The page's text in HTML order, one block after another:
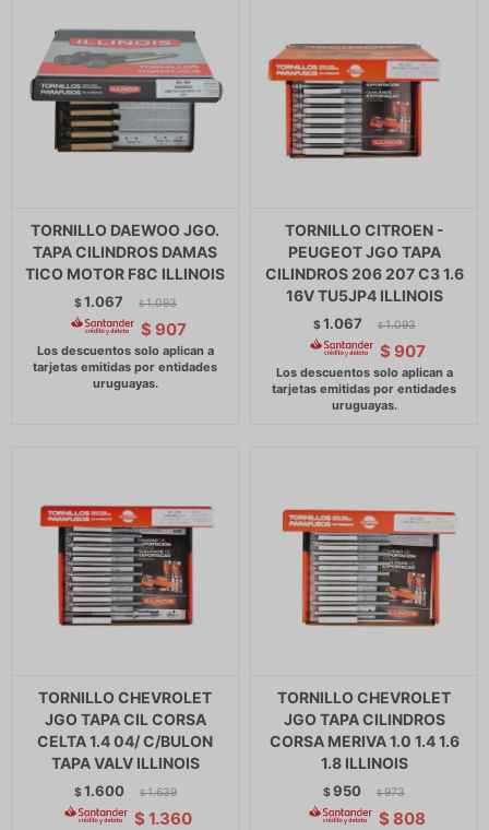
TORNILLO DAEWOO JGO.
TAPA CILINDROS DAMAS
TICO MOTOR F8C ILLINOIS
$1.067 $ 1.093
$ 907
TORNILLO CITROEN -
PEUGEOT JGO TAPA
CILINDROS 206 207 C3 1.6
16V TU5JP4 ILLINOIS
$1.067 $ 1.093
$ 907
TORNILLO CHEVROLET
JGO TAPA CIL CORSA
CELTA 1.4 04/ C/BULON
TAPA VALV ILLINOIS
$1.600 $ 1.639
$ 1.360
TORNILLO CHEVROLET
JGO TAPA CILINDROS
CORSA MERIVA 1.0 1.4 1.6
1.8 ILLINOIS
$950 $ 973
$ 808